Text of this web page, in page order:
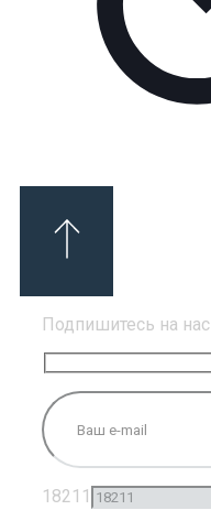
Подпишитесь на нас
18211